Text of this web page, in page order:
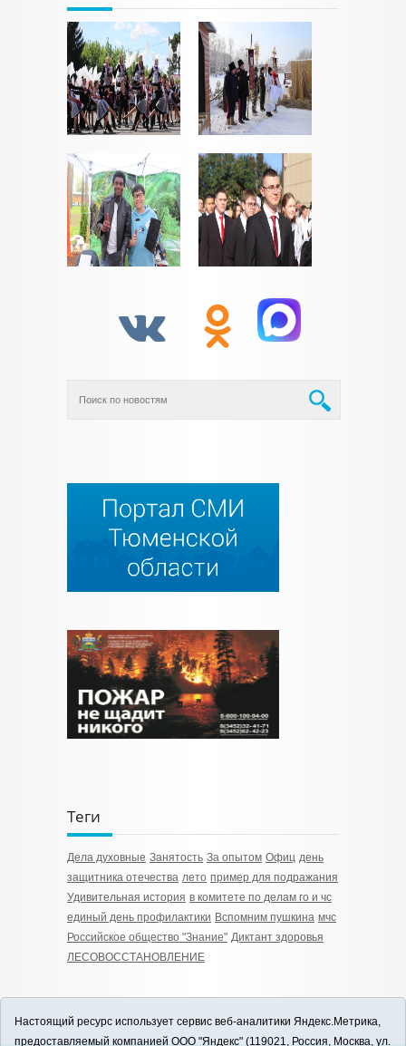
Теги
Дела духовные Занятость За опытом Офиц день
защитника отечества лето пример для подражания
Удивительная история в комитете по делам го и чс
единый день профилактики Вспомним пушкина мчс
Российское общество "Знание" Диктант здоровья
ЛЕСОВОССТАНОВЛЕНИЕ
Настоящий ресурс использует сервис веб-аналитики Яндекс.Метрика,
предоставляемый компанией ООО "Яндекс" (119021, Россия, Москва, ул.